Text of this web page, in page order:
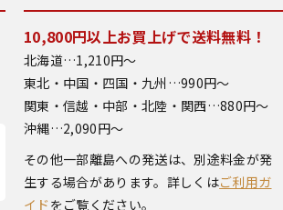
10,800円以上お買上げで送料無料！
北海道…1,210円～
東北・中国・四国・九州…990円～
関東・信越・中部・北陸・関西…880円～
沖縄…2,090円～
その他一部離島への発送は、別途料金が発
生する場合があります。詳しくはご利用ガ
イド をご覧ください。